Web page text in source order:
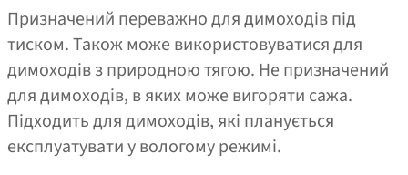
Призначений переважно для димоходів під
тиском. Також може використовуватися для
димоходів з природною тягою. Не призначений
для димоходів, в яких може вигоряти сажа.
Підходить для димоходів, які планується
експлуатувати у вологому режимі.